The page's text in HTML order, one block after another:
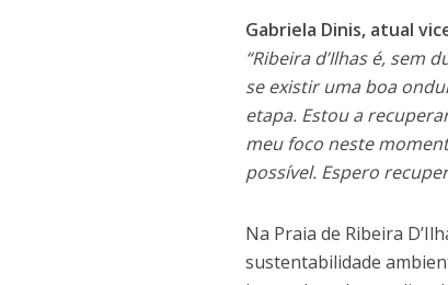
Gabriela Dinis, atual
“Ribeira d’Ilhas é, sem
se existir uma boa
etapa. Estou a
meu foco neste
possível. Espero
Na Praia de Ribeira
sustentabilidade